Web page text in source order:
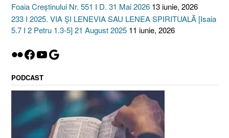
Foaia Creștinului Nr. 551 I D. 31 Mai 2026 13 iunie, 2026
233 I 2025. VIA ȘI LENEVIA SAU LENEA SPIRITUALĂ [Isaia
5.7 I 2 Petru 1.3-5] 21 August 2025 11 iunie, 2026
Flickr
Facebook
YouTube
Google
PODCAST